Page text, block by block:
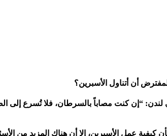
أن أتناول الأسبرين؟
“إن كنت مصاباً بالسرطان، فلا تُسرع إلى
عمل الأسبرين، إلا أن هناك المزيد من